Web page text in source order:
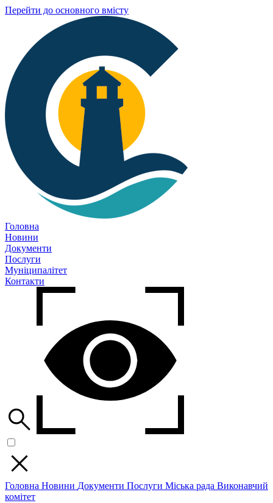
Перейти до основного вмісту
Головна
Новини
Документи
Послуги
Муніципалітет
Контакти
Головна Новини Документи Послуги Міська рада Виконавчий
комітет